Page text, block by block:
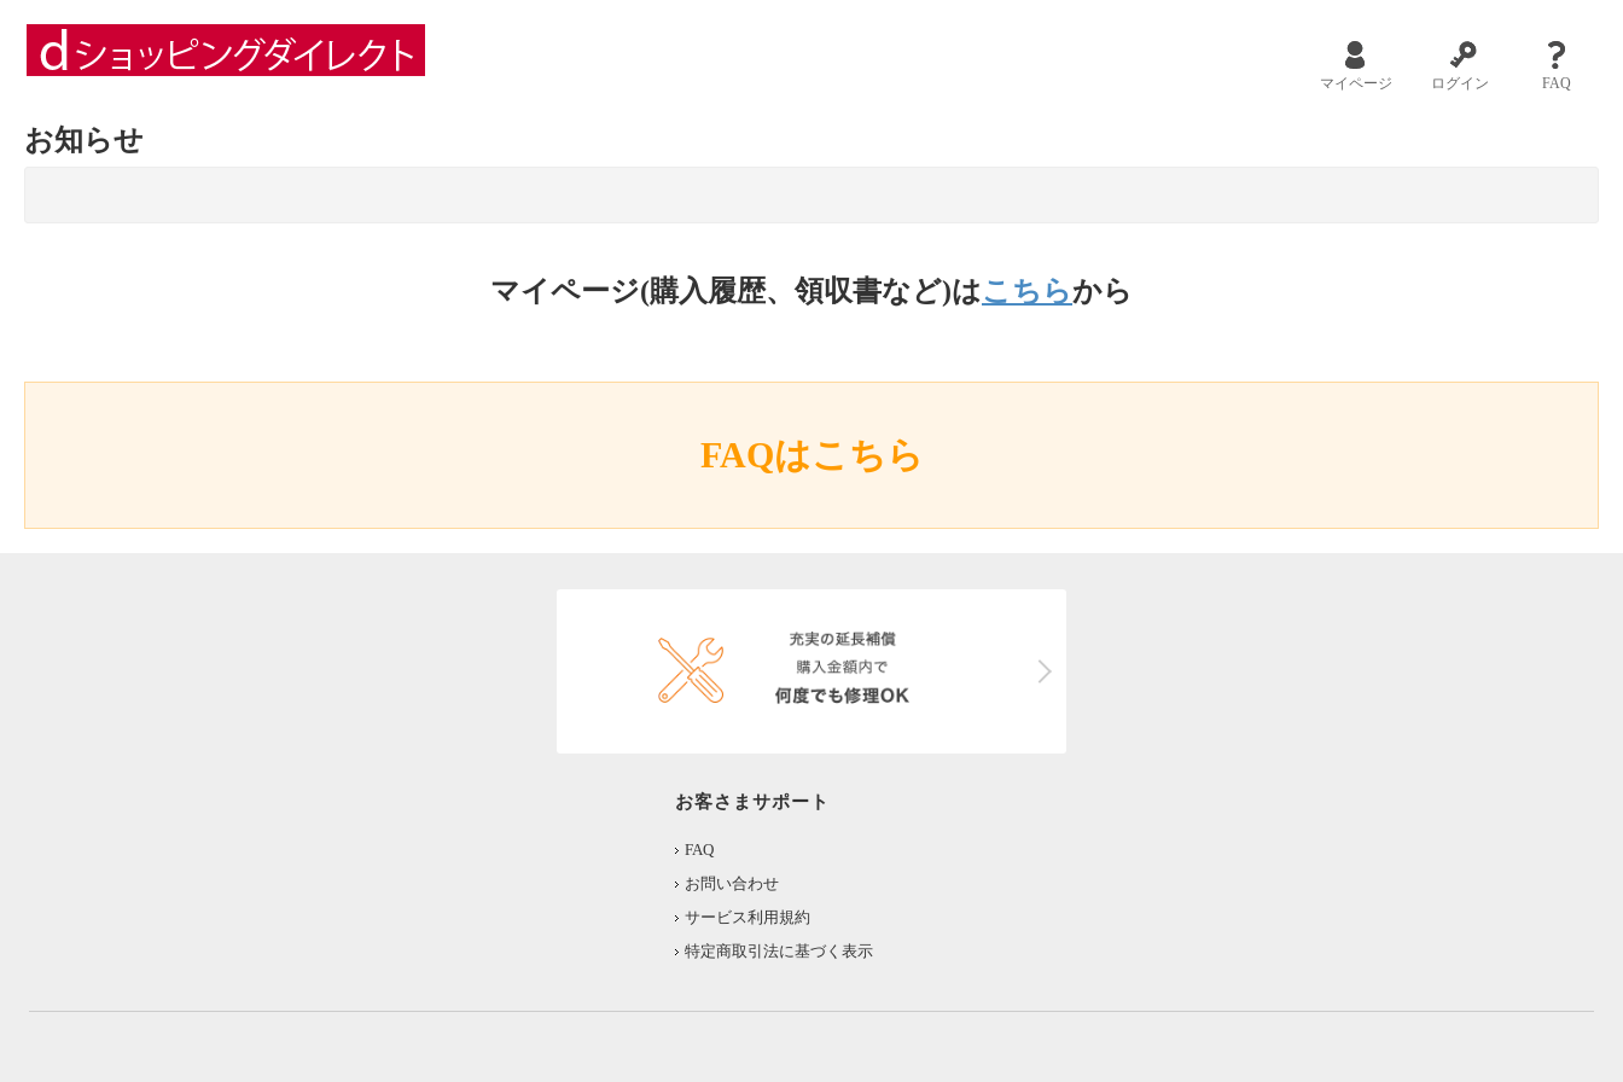
マイページ ログイン FAQ
お知らせ
マイページ(購入履歴、領収書など)はこちらから
FAQはこちら
お客さまサポート
FAQ
お問い合わせ
サービス利用規約
特定商取引法に基づく表示